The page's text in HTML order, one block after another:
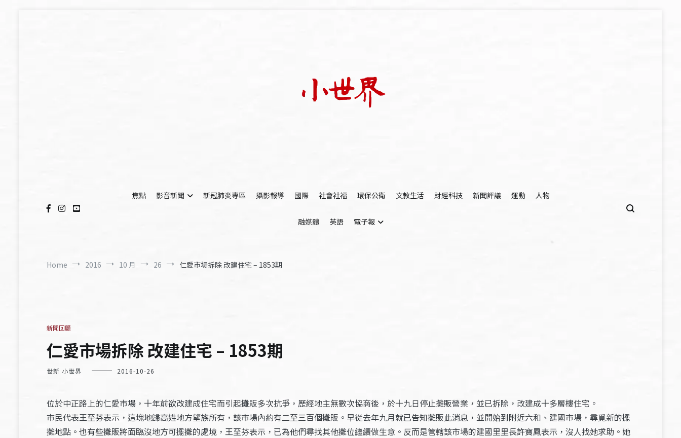
焦點
影音新聞 新冠肺炎專區 攝影報導 國際 社會社福 環保公衛 文教生活 財經科技 新聞評議 運動 人物
融媒體 英語 電子報
Home 2016 10 月 26 仁愛市場拆除 改建住宅 – 1853期
新聞回顧
仁愛市場拆除 改建住宅 – 1853期
世新 小世界 2016-10-26
位於中正路上的仁愛市場，十年前欲改建成住宅而引起攤販多次抗爭，歷經地主無數次協商後，於十九日停止攤販營業，並已拆除，改建成十多層樓住宅。
市民代表王至芬表示，這塊地歸高姓地方望族所有，該市場內約有二至三百個攤販。早從去年九月就已告知攤販此消息，並開始到附近六和、建國市場，尋覓新的擺
攤地點。也有些攤販將面臨沒地方可擺攤的處境，王至芬表示，已為他們尋找其他攤位繼續做生意。反而是管轄該市場的建國里里長許寶鳳表示，沒人找她求助。她